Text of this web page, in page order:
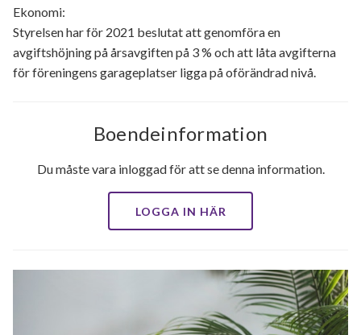
Ekonomi:
Styrelsen har för 2021 beslutat att genomföra en
avgiftshöjning på årsavgiften på 3 % och att låta avgifterna
för föreningens garageplatser ligga på oförändrad nivå.
Boendeinformation
Du måste vara inloggad för att se denna information.
LOGGA IN HÄR